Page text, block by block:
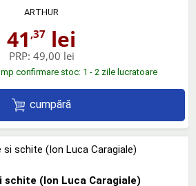
ARTHUR
41 ,37 lei
PRP: 49,00 lei
confirmare stoc: 1 - 2 zile lucratoare
cumpără
schite (Ion Luca Caragiale)